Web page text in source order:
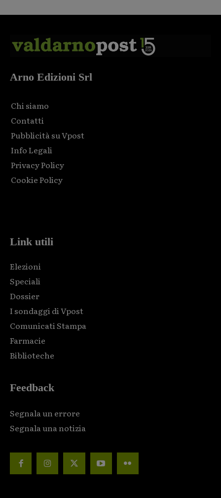
Arno Edizioni Srl
Chi siamo
Contatti
Pubblicità su Vpost
Info Legali
Privacy Policy
Cookie Policy
Link utili
Elezioni
Speciali
Dossier
I sondaggi di Vpost
Comunicati Stampa
Farmacie
Biblioteche
Feedback
Segnala un errore
Segnala una notizia